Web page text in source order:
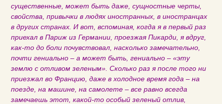
существенные, может быть даже, сущностные черты,
свойства, привычки в людях иностранных, в иностранцах
в других странах. И вот, вспоминая, когда я в первый раз
приехал в Париж из Германии, проезжая Пикарди, я вдруг,
как-то до боли почувствовал, насколько замечательно,
почти гениально – а может быть, гениально – «эту
землю с отливом зеленым». Сколько раз я после того ни
приезжал во Францию, даже в холодное время года – на
поезде, на машине, на самолете – все равно всегда
замечаешь этот, какой-то особый зеленый отлив,